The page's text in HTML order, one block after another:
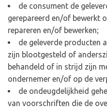
de consument de
gerepareerd en/of bewerkt
repareren en/of bewerken;
de geleverde producten
zijn blootgesteld of
behandeld of in strijd zijn
ondernemer en/of op de
de ondeugdelijkheid
van voorschriften die de